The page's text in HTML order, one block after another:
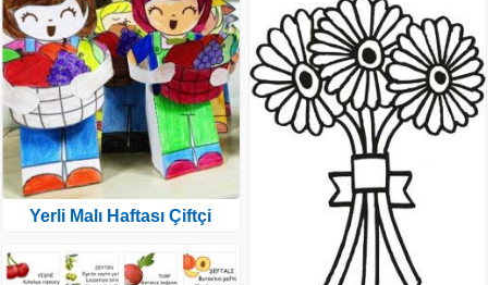
Yerli Malı Haftası Çiftçi